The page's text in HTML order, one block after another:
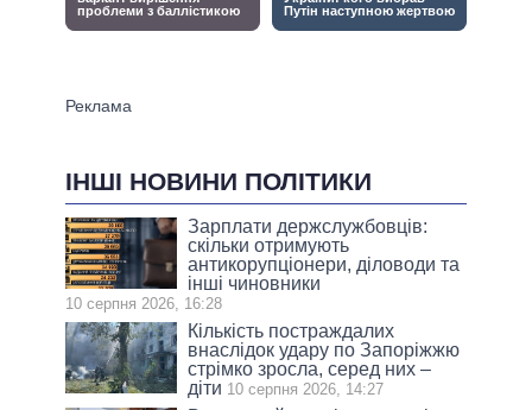
ІНШІ НОВИНИ ПОЛІТИКИ
Зарплати держслужбовців:
скільки отримують
антикорупціонери, діловоди та
інші чиновники
10 серпня 2026, 16:28
Кількість постраждалих
внаслідок удару по Запоріжжю
стрімко зросла, серед них –
діти 10 серпня 2026, 14:27